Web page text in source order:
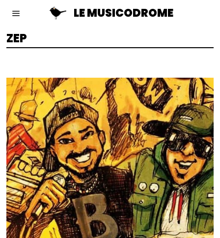
LE MUSICODROME
ZEP